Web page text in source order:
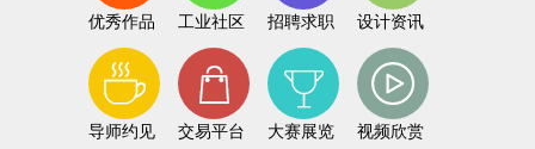
优秀作品 工业社区 招聘求职 设计资讯
导师约见 交易平台 大赛展览 视频欣赏